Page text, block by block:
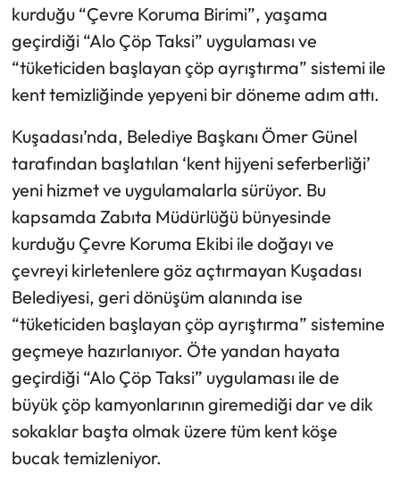
kurduğu “Çevre Koruma Birimi”, yaşama
geçirdiği “Alo Çöp Taksi” uygulaması ve
“tüketiciden başlayan çöp ayrıştırma” sistemi ile
kent temizliğinde yepyeni bir döneme adım attı.
Kuşadası’nda, Belediye Başkanı Ömer Günel
tarafından başlatılan ‘kent hijyeni seferberliği’
yeni hizmet ve uygulamalarla sürüyor. Bu
kapsamda Zabıta Müdürlüğü bünyesinde
kurduğu Çevre Koruma Ekibi ile doğayı ve
çevreyi kirletenlere göz açtırmayan Kuşadası
Belediyesi, geri dönüşüm alanında ise
“tüketiciden başlayan çöp ayrıştırma” sistemine
geçmeye hazırlanıyor. Öte yandan hayata
geçirdiği “Alo Çöp Taksi” uygulaması ile de
büyük çöp kamyonlarının giremediği dar ve dik
sokaklar başta olmak üzere tüm kent köşe
bucak temizleniyor.